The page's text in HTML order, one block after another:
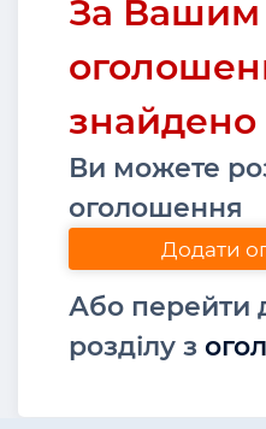
За Вашим
знайдено
Ви можете
оголошення
Додати
Або перейти
розділу з